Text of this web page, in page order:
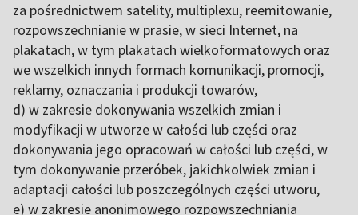
za pośrednictwem satelity, multiplexu, reemitowanie,
rozpowszechnianie w prasie, w sieci Internet, na
plakatach, w tym plakatach wielkoformatowych oraz
we wszelkich innych formach komunikacji, promocji,
reklamy, oznaczania i produkcji towarów,
d) w zakresie dokonywania wszelkich zmian i
modyfikacji w utworze w całości lub części oraz
dokonywania jego opracowań w całości lub części, w
tym dokonywanie przeróbek, jakichkolwiek zmian i
adaptacji całości lub poszczególnych części utworu,
e) w zakresie anonimowego rozpowszechniania